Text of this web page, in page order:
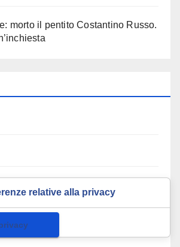
morto il pentito Costantino Russo.
relative alla privacy
raccolta